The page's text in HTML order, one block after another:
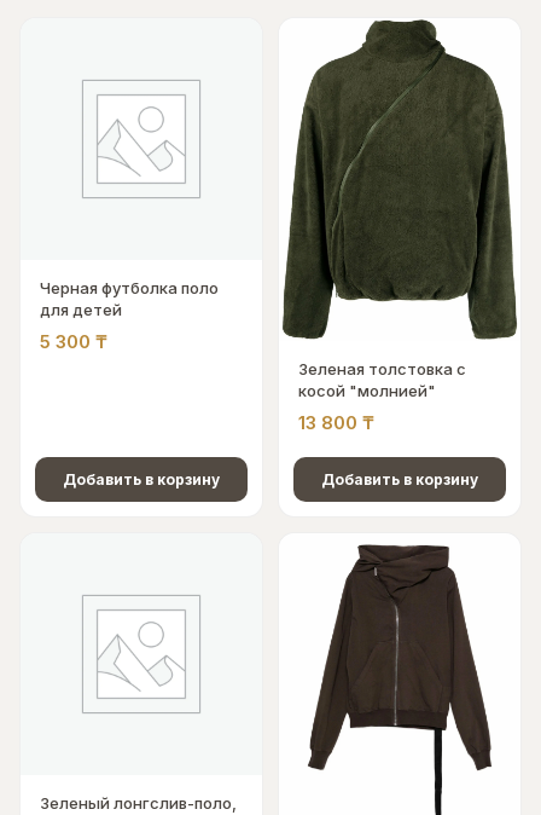
Черная футболка поло
для детей
5 300 ₸
Добавить в корзину
Зеленая толстовка с
косой "молнией"
13 800 ₸
Добавить в корзину
Зеленый лонгслив-поло,